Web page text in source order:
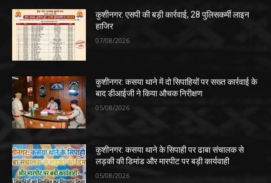
कुशीनगर: एसपी की बड़ी कार्रवाई, 28 पुलिसकर्मी लाइन
हाजिर
07/08/2026
कुशीनगर: कसया थाने में दो सिपाहियों पर सख्त कार्रवाई के
बाद डीआईजी ने किया औचक निरीक्षण
05/08/2026
कुशीनगर: कसया थाने के सिपाही पर ढाबा संचालक से
लड़की की डिमांड और मारपीट पर बड़ी कार्यवाही
05/08/2026